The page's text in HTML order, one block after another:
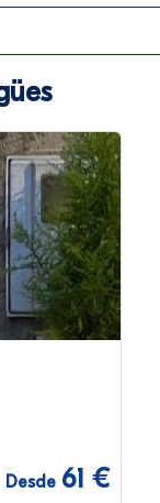
Desde 61 €